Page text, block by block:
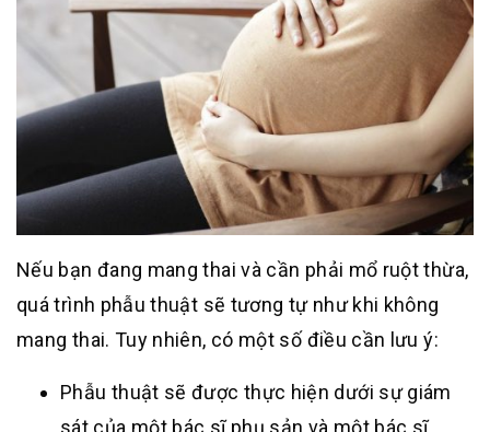
Nếu bạn đang mang thai và cần phải mổ ruột thừa,
quá trình phẫu thuật sẽ tương tự như khi không
mang thai. Tuy nhiên, có một số điều cần lưu ý:
Phẫu thuật sẽ được thực hiện dưới sự giám
sát của một bác sĩ phụ sản và một bác sĩ